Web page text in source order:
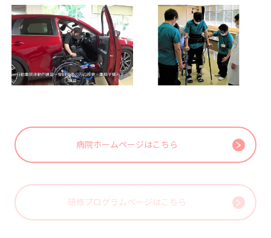
病院ホームページはこちら
研修プログラムページはこちら